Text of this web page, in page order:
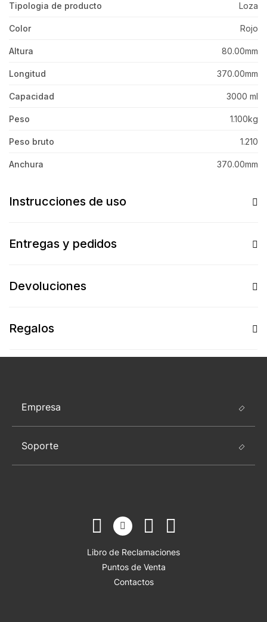
Tipologia de producto Loza
Color Rojo
Altura 80.00mm
Longitud 370.00mm
Capacidad 3000 ml
Peso 1.100kg
Peso bruto 1.210
Anchura 370.00mm
Instrucciones de uso
Entregas y pedidos
Devoluciones
Regalos
Empresa
Soporte
Libro de Reclamaciones
Puntos de Venta
Contactos